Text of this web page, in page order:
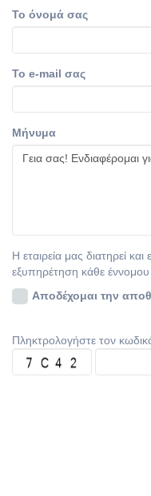
Το όνομά σας
Το e-mail σας
Μήνυμα
Η εταιρεία μας διατηρεί
εξυπηρέτηση κάθε
Αποδέχομαι την
Πληκτρολογήστε τον